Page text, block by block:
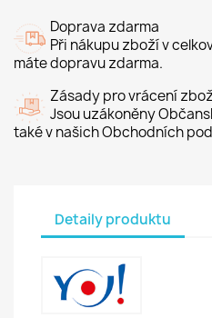
Doprava zdarma
Při nákupu zboží v
máte dopravu zdarma.
Zásady pro vrácení
Jsou uzákoněny
také v našich Obchodních
Detaily produktu